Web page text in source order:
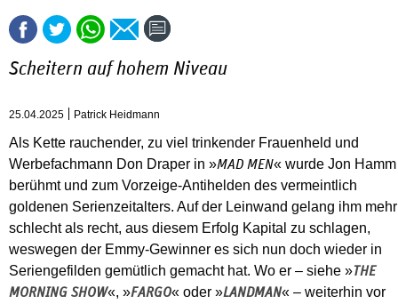
Scheitern auf hohem Niveau
25.04.2025 Patrick Heidmann
Als Kette rauchender, zu viel trinkender Frauenheld und
Werbefachmann Don Draper in »MAD MEN« wurde Jon Hamm
berühmt und zum Vorzeige-Antihelden des vermeintlich
goldenen Serienzeitalters. Auf der Leinwand gelang ihm mehr
schlecht als recht, aus diesem Erfolg Kapital zu schlagen,
weswegen der Emmy-Gewinner es sich nun doch wieder in
Seriengefilden gemütlich gemacht hat. Wo er – siehe »THE
MORNING SHOW«, »FARGO« oder »LANDMAN« – weiterhin vor